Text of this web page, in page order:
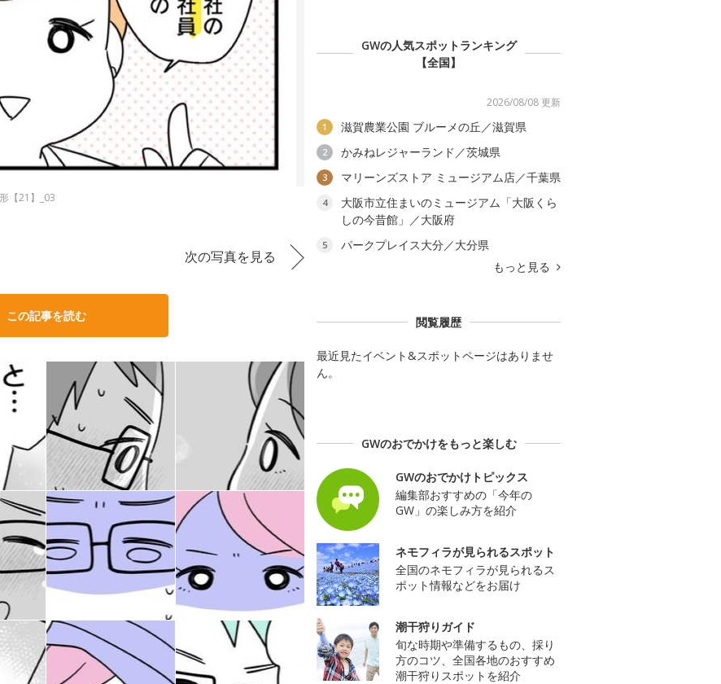
【21】_03
次の写真を見る
この記事を読む
GWの人気スポットランキング
【全国】
2026/08/08 更新
1 滋賀農業公園 ブルーメの丘／滋賀県
2 かみねレジャーランド／茨城県
3 マリーンズストア ミュージアム店／千葉県
4
大阪市立住まいのミュージアム「大阪くら
しの今昔館」／大阪府
5
パークプレイス大分／大分県
もっと見る
閲覧履歴
最近見たイベント&スポットページはありませ
ん。
GWのおでかけをもっと楽しむ
GWのおでかけトピックス
編集部おすすめの「今年の
GW」の楽しみ方を紹介
ネモフィラが見られるスポット
全国のネモフィラが見られるス
ポット情報などをお届け
潮干狩りガイド
旬な時期や準備するもの、採り
方のコツ、全国各地のおすすめ
潮干狩りスポットを紹介